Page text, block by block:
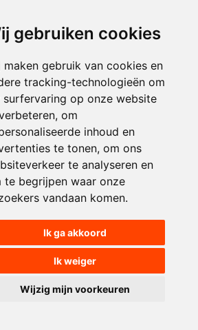
gebruiken cookies
maken gebruik van cookies en
tracking-technologieën om
surfervaring op onze website
om
inhoud en
te tonen, om ons
te analyseren en
te begrijpen waar onze
vandaan komen.
Ik ga akkoord
Ik weiger
Wijzig mijn voorkeuren
3
De beste Nederlandstalige muziek
hier al 20 jaar. In digitale kwaliteit op je